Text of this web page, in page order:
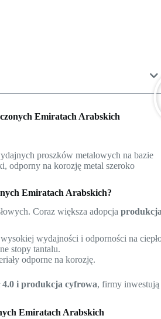
Emiratach Arabskich
proszków metalowych na bazie
odporny na korozję metal szeroko
Emiratach Arabskich?
Coraz większa adopcjaprodukcja
wydajności i odporności na
stopy tantalu.
odporne na korozję.
4.0 i produkcja cyfrowa, firmy
Emiratach Arabskich